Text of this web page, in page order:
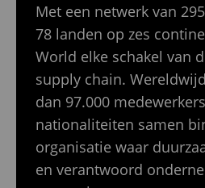
Met een netwerk van
78 landen op zes
World elke schakel van
supply chain.
dan 97.000
nationaliteiten samen
organisatie waar
en verantwoord